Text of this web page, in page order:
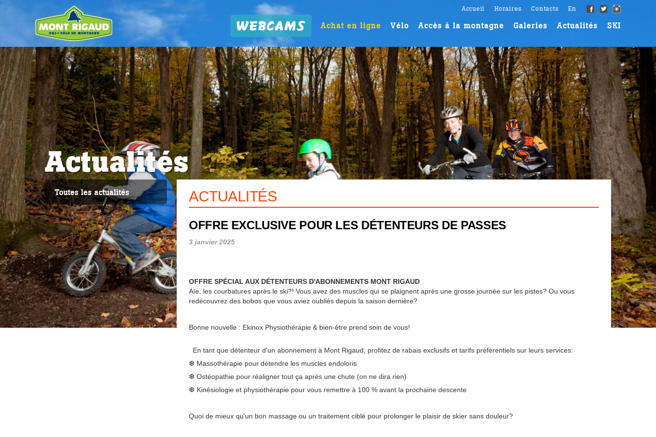
Accueil Horaires Contacts En
Achat en ligne Vélo Accès à la montagne Galeries Actualités SKI
Actualités
Toutes les actualités ACTUALITÉS
OFFRE EXCLUSIVE POUR LES DÉTENTEURS DE PASSES
3 janvier 2025
OFFRE SPÉCIAL AUX DÉTENTEURS D'ABONNEMENTS MONT RIGAUD
Aïe, les courbatures après le ski?! Vous avez des muscles qui se plaignent après une grosse journée sur les pistes? Ou vous
redécouvrez des bobos que vous aviez oubliés depuis la saison dernière?
Bonne nouvelle : Ekinox Physiothérapie & bien-être prend soin de vous!
En tant que détenteur d'un abonnement à Mont Rigaud, profitez de rabais exclusifs et tarifs préférentiels sur leurs services:
❆ Massothérapie pour détendre les muscles endoloris
❆ Ostéopathie pour réaligner tout ça après une chute (on ne dira rien)
❆ Kinésiologie et physiothérapie pour vous remettre à 100 % avant la prochaine descente
Quoi de mieux qu'un bon massage ou un traitement ciblé pour prolonger le plaisir de skier sans douleur?